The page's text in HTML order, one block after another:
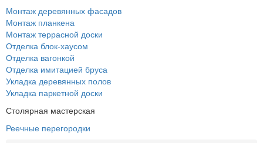
Монтаж деревянных фасадов
Монтаж планкена
Монтаж террасной доски
Отделка блок-хаусом
Отделка вагонкой
Отделка имитацией бруса
Укладка деревянных полов
Укладка паркетной доски
Столярная мастерская
Реечные перегородки